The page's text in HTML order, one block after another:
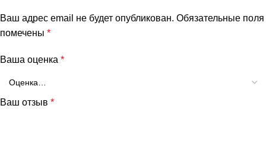
Ваш адрес email не будет опубликован. Обязательные поля
помечены *
Ваша оценка *
Ваш отзыв *